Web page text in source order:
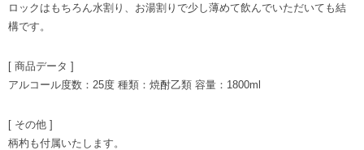
ロックはもちろん水割り、お湯割りで少し薄めて飲んでいただいても結
構です。
[ 商品データ ]
アルコール度数：25度 種類：焼酎乙類 容量：1800ml
[ その他 ]
柄杓も付属いたします。